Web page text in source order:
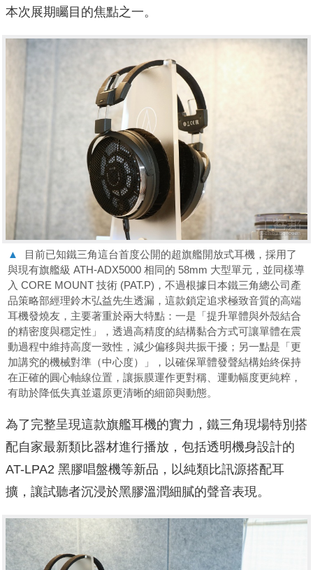
本次展期矚目的焦點之一。
▲
目前已知鐵三角這台首度公開的超旗艦開放式耳機，採用了
與現有旗艦級 ATH-ADX5000 相同的 58mm 大型單元，並同樣導
入 CORE MOUNT 技術 (PAT.P)，不過根據日本鐵三角總公司產
品策略部經理鈴木弘益先生透漏，這款鎖定追求極致音質的高端
耳機發燒友，主要著重於兩大特點：一是「提升單體與外殼結合
的精密度與穩定性」，透過高精度的結構黏合方式可讓單體在震
動過程中維持高度一致性，減少偏移與共振干擾；另一點是「更
加講究的機械對準（中心度）」，以確保單體發聲結構始終保持
在正確的圓心軸線位置，讓振膜運作更對稱、運動幅度更純粹，
有助於降低失真並還原更清晰的細節與動態。
為了完整呈現這款旗艦耳機的實力，鐵三角現場特別搭
配自家最新類比器材進行播放，包括透明機身設計的
AT-LPA2 黑膠唱盤機等新品，以純類比訊源搭配耳
擴，讓試聽者沉浸於黑膠溫潤細膩的聲音表現。